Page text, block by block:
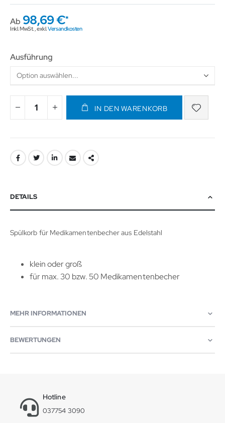
Ab 98,69 €
Inkl. MwSt.,exkl.Versandkosten
Ausführung
IN DEN WARENKORB
DETAILS
Spülkorb für Medikamentenbecher aus Edelstahl
klein oder groß
für max. 30 bzw. 50 Medikamentenbecher
MEHR INFORMATIONEN
BEWERTUNGEN
Hotline
037754 3090